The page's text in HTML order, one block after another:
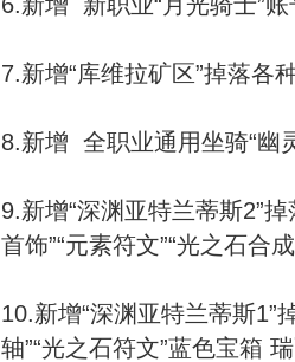
7.新增“库维拉矿区”掉落各
8.新增 全职业通用坐骑“幽
9.新增“深渊亚特兰蒂斯2”
首饰”“元素符文”“光之石合
10.新增“深渊亚特兰蒂斯1”
轴”“光之石符文”蓝色宝箱